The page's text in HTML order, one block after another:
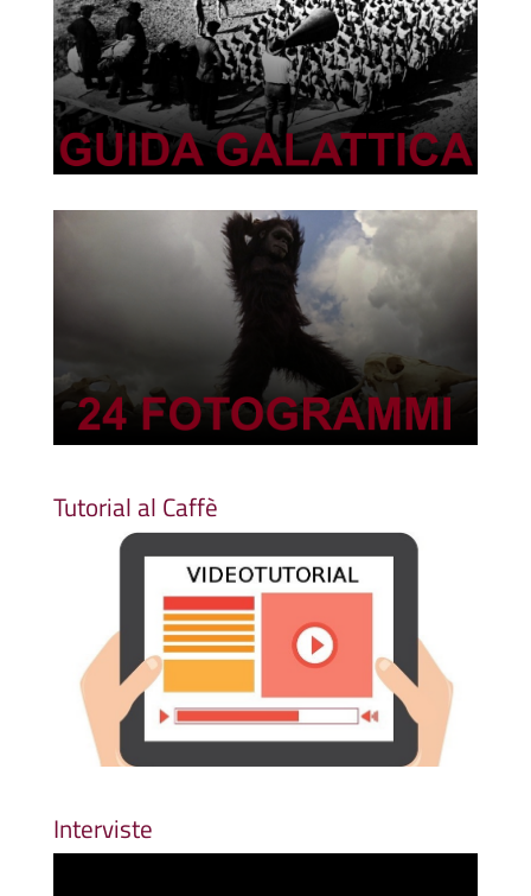
Tutorial al Caffè
Interviste